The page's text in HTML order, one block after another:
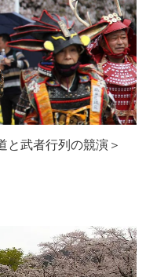
と武者行列の競演＞